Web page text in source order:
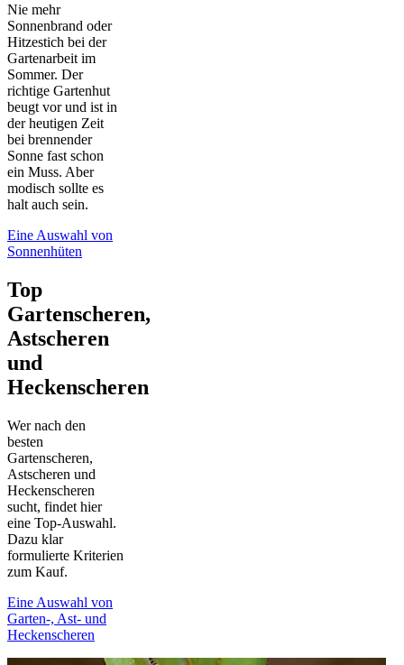
Nie mehr
Sonnenbrand oder
Hitzestich bei der
Gartenarbeit im
Sommer. Der
richtige Gartenhut
beugt vor und ist in
der heutigen Zeit
bei brennender
Sonne fast schon
ein Muss. Aber
modisch sollte es
halt auch sein.
Eine Auswahl von
Sonnenhüten
Top
Gartenscheren,
Astscheren
und
Heckenscheren
Wer nach den
besten
Gartenscheren,
Astscheren und
Heckenscheren
sucht, findet hier
eine Top-Auswahl.
Dazu klar
formulierte Kriterien
zum Kauf.
Eine Auswahl von
Garten-, Ast- und
Heckenscheren